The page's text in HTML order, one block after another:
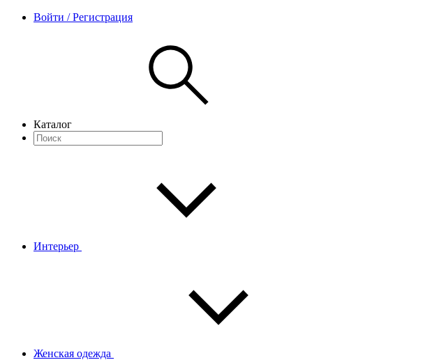
Войти / Регистрация
Каталог
Интерьер
Женская одежда